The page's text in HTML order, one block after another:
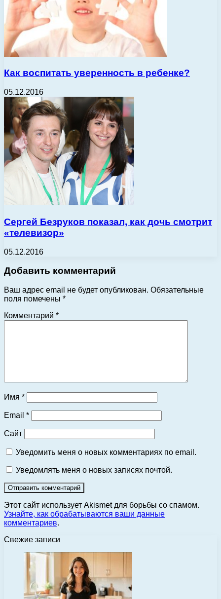
Как воспитать уверенность в ребенке?
05.12.2016
Сергей Безруков показал, как дочь смотрит
«телевизор»
05.12.2016
Добавить комментарий
Ваш адрес email не будет опубликован. Обязательные
поля помечены *
Комментарий *
Имя *
Email *
Сайт
Уведомить меня о новых комментариях по email.
Уведомлять меня о новых записях почтой.
Этот сайт использует Akismet для борьбы со спамом.
Узнайте, как обрабатываются ваши данные
комментариев.
Свежие записи